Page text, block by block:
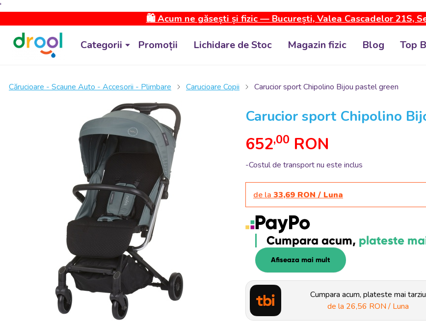
'
🛍️ Acum ne găsești și fizic — București, Valea Cascadelor 21S,
Categorii Promoții Lichidare de Stoc Magazin fizic Blog Top
Cărucioare - Scaune Auto - Accesorii - Plimbare Carucioare Copii Carucior sport Chipolino Bijou pastel green
Carucior sport Chipolino
652,00 RON
-Costul de transport nu este inclus
de la 33,69 RON / Luna
Cumpara acum, plateste
Afiseaza mai mult
Cumpara acum, plateste mai tarziu
de la 26,56 RON / Luna